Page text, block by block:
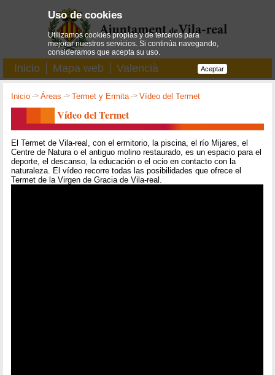
Inicio Mapa web Valencià
Inicio ->Áreas ->Termet y Ermita->Vídeo del Termet
Vídeo del Termet
El Termet de Vila-real, con el ermitorio, la piscina, el río Mijares, el
Centre de Natura o el antiguo molino restaurado, es un espacio para el
deporte, el descanso, la educación o el ocio en contacto con la
naturaleza. El vídeo recorre todas las posibilidades que ofrece el
Termet de la Virgen de Gracia de Vila-real.
Uso de cookies
Utilizamos cookies propias y de terceros para
mejorar nuestros servicios. Si continúa navegando,
consideramos que acepta su uso.
Aceptar